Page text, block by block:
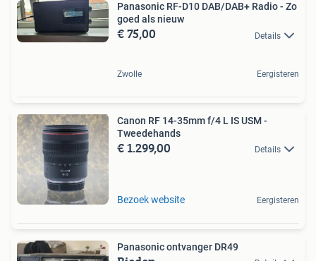
Panasonic RF-D10 DAB/DAB+ Radio - Zo
goed als nieuw
€ 75,00 Details
Zwolle Eergisteren
Canon RF 14-35mm f/4 L IS USM -
Tweedehands
€ 1.299,00 Details
Bezoek website Eergisteren
Panasonic ontvanger DR49